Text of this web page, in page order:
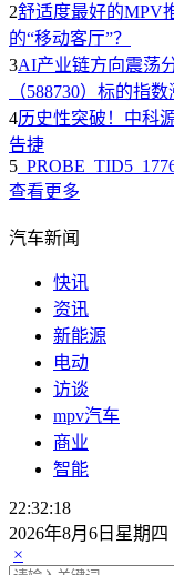
2舒适度最好的MPV
的“移动客厅”？
3AI产业链方向震荡
（588730）标的指
4历史性突破！中科
告捷
5
查看更多
汽车新闻
快讯
资讯
新能源
电动
访谈
mpv汽车
商业
智能
22:32:18
2026年8月6日星期四
×